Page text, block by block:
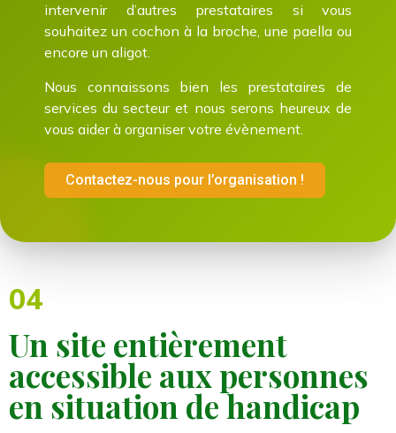
intervenir d’autres prestataires si vous
souhaitez un cochon à la broche, une paella ou
encore un aligot.
Nous connaissons bien les prestataires de
services du secteur et nous serons heureux de
vous aider à organiser votre évènement.
Contactez-nous pour l’organisation !
04
Un site entièrement
accessible aux personnes
en situation de handicap